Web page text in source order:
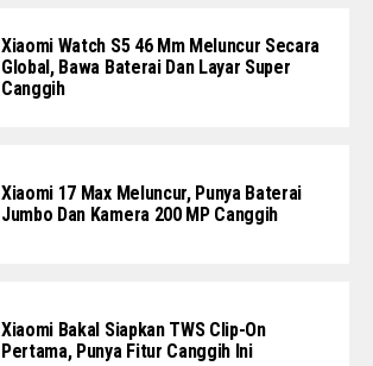
Xiaomi Watch S5 46 Mm Meluncur Secara
Global, Bawa Baterai Dan Layar Super
Canggih
Xiaomi 17 Max Meluncur, Punya Baterai
Jumbo Dan Kamera 200 MP Canggih
Xiaomi Bakal Siapkan TWS Clip-On
Pertama, Punya Fitur Canggih Ini